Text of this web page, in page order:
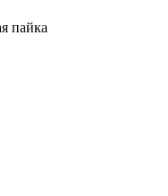
пайка